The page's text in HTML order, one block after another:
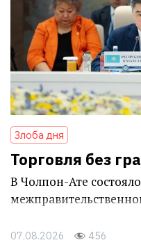
Злоба дня
Торговля без
В Чолпон-Ате
07.08.2026 456